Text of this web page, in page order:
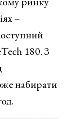
–
180. З
набирати